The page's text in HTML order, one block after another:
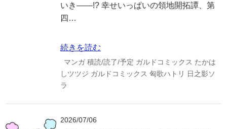
いき――!? 幸せいっぱいの領地開拓譚、第
四…
続きを読む
マンガ 積読/読了/予定 ガルドコミックス たかは
しツツジ ガルドコミックス 匈歌ハトリ 日之影ソ
ラ
2026/07/06